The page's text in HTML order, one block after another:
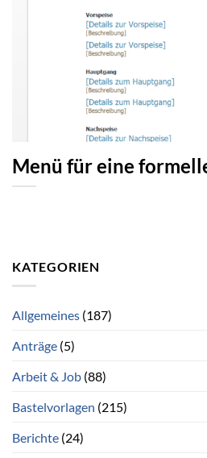
Menü für eine
KATEGORIEN
Allgemeines (187)
Anträge (5)
Arbeit & Job (88)
Bastelvorlagen (215)
Berichte (24)